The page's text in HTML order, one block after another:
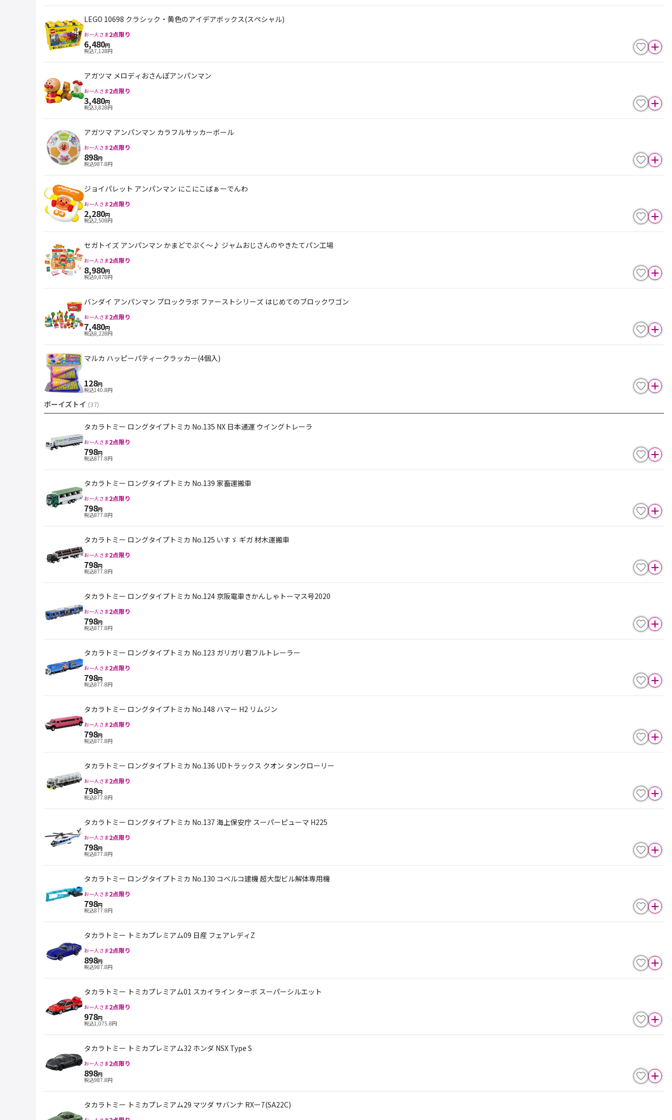
LEGO 10698 クラシック・黄色のアイデアボックス(スペシャル)
お一人さま2点限り
6,480円
税込7,128円
アガツマ メロディおさんぽアンパンマン
お一人さま2点限り
3,480円
税込3,828円
アガツマ アンパンマン カラフルサッカーボール
お一人さま2点限り
898円
税込987.8円
ジョイパレット アンパンマン にこにこばぁーでんわ
お一人さま2点限り
2,280円
税込2,508円
セガトイズ アンパンマン かまどでぷく～♪ ジャムおじさんのやきたてパン工場
お一人さま2点限り
8,980円
税込9,878円
バンダイ アンパンマン ブロックラボ ファーストシリーズ はじめてのブロックワゴン
お一人さま2点限り
7,480円
税込8,228円
マルカ ハッピーパティークラッカー(4個入)
128円
税込140.8円
ボーイズトイ (37)
タカラトミー ロングタイプトミカ No.135 NX 日本通運 ウイングトレーラ
お一人さま2点限り
798円
税込877.8円
タカラトミー ロングタイプトミカ No.139 家畜運搬車
お一人さま2点限り
798円
税込877.8円
タカラトミー ロングタイプトミカ No.125 いすゞ ギガ 材木運搬車
お一人さま2点限り
798円
税込877.8円
タカラトミー ロングタイプトミカ No.124 京阪電車きかんしゃトーマス号2020
お一人さま2点限り
798円
税込877.8円
タカラトミー ロングタイプトミカ No.123 ガリガリ君フルトレーラー
お一人さま2点限り
798円
税込877.8円
タカラトミー ロングタイプトミカ No.148 ハマー H2 リムジン
お一人さま2点限り
798円
税込877.8円
タカラトミー ロングタイプトミカ No.136 UDトラックス クオン タンクローリー
お一人さま2点限り
798円
税込877.8円
タカラトミー ロングタイプトミカ No.137 海上保安庁 スーパーピューマ H225
お一人さま2点限り
798円
税込877.8円
タカラトミー ロングタイプトミカ No.130 コベルコ建機 超大型ビル解体専用機
お一人さま2点限り
798円
税込877.8円
タカラトミー トミカプレミアム09 日産 フェアレディZ
お一人さま2点限り
898円
税込987.8円
タカラトミー トミカプレミアム01 スカイライン ターボ スーパーシルエット
お一人さま2点限り
978円
税込1,075.8円
タカラトミー トミカプレミアム32 ホンダ NSX Type S
お一人さま2点限り
898円
税込987.8円
タカラトミー トミカプレミアム29 マツダ サバンナ RXー7(SA22C)